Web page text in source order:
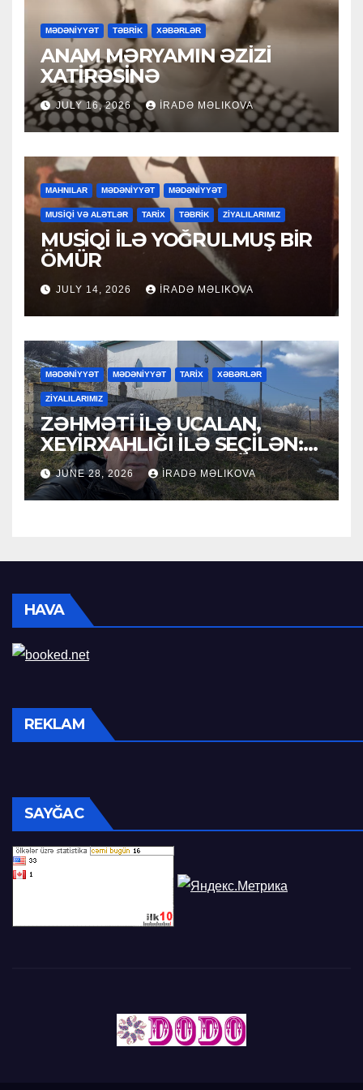
MƏDƏNİYYƏT TƏBRİK XƏBƏRLƏR
ANAM MƏRYAMIN ƏZİZİ
XATİRƏSİNƏ
JULY 16, 2026 İRADƏ MƏLIKOVA
MAHNILAR MƏDƏNİYYƏT MƏDƏNİYYƏT
MUSİQİ VƏ ALƏTLƏR TARİX TƏBRİK ZİYALILARIMIZ
MUSİQİ İLƏ YOĞRULMUŞ BİR
ÖMÜR
JULY 14, 2026 İRADƏ MƏLIKOVA
MƏDƏNİYYƏT MƏDƏNİYYƏT TARİX XƏBƏRLƏR
ZİYALILARIMIZ
ZƏHMƏTİ İLƏ UCALAN,
XEYİRXAHLIĞI İLƏ SEÇİLƏN:
HACI RAMAZAN QULİYEV
JUNE 28, 2026 İRADƏ MƏLIKOVA
HAVA
REKLAM
SAYĞAC